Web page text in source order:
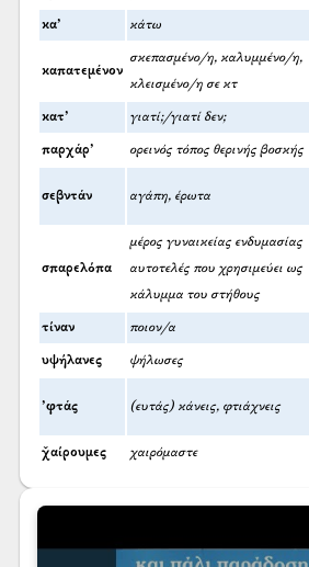
κα’ κάτω
καπατεμένον
σκεπασμένο/η, καλυμμένο/η,
κλεισμένο/η σε κτ
κατ’ γιατί;/γιατί δεν;
παρχάρ’ ορεινός τόπος θερινής βοσκής
σεβντάν αγάπη, έρωτα
σπαρελόπα
μέρος γυναικείας ενδυμασίας
αυτοτελές που χρησιμεύει ως
κάλυμμα του στήθους
τίναν ποιον/α
υψήλανες ψήλωσες
’φτάς (ευτάς) κάνεις, φτιάχνεις
χ̌αίρουμες χαιρόμαστε